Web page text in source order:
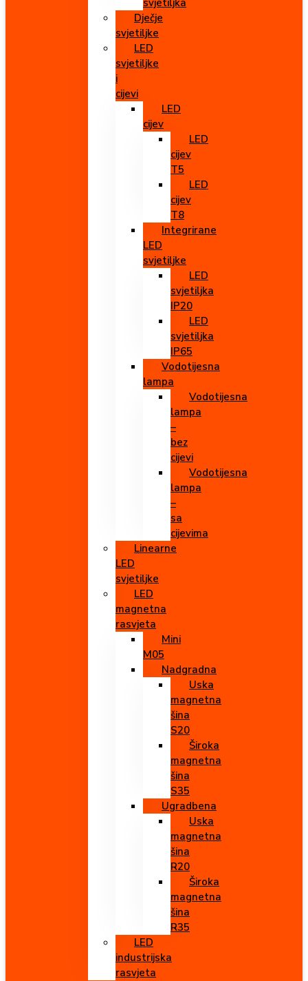
svjetiljka
Dječje
svjetiljke
LED
svjetiljke
i
cijevi
LED
cijev
LED
cijev
T5
LED
cijev
T8
Integrirane
LED
svjetiljke
LED
svjetiljka
IP20
LED
svjetiljka
IP65
Vodotijesna
lampa
Vodotijesna
lampa
–
bez
cijevi
Vodotijesna
lampa
–
sa
cijevima
Linearne
LED
svjetiljke
LED
magnetna
rasvjeta
Mini
M05
Nadgradna
Uska
magnetna
šina
S20
Široka
magnetna
šina
S35
Ugradbena
Uska
magnetna
šina
R20
Široka
magnetna
šina
R35
LED
industrijska
rasvjeta